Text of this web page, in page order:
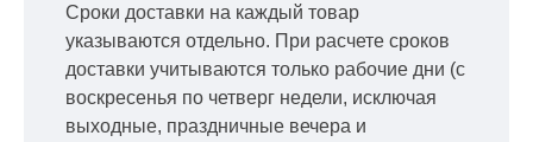
Сроки доставки на каждый товар
указываются отдельно. При расчете сроков
доставки учитываются только рабочие дни (с
воскресенья по четверг недели, исключая
выходные, праздничные вечера и